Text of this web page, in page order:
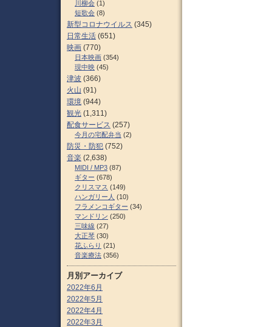
川柳会 (1)
短歌会 (8)
新型コロナウイルス (345)
日常生活 (651)
映画 (770)
日本映画 (354)
現中映 (45)
津波 (366)
火山 (91)
環境 (944)
観光 (1,311)
配食サービス (257)
今月の宅配弁当 (2)
防災・防犯 (752)
音楽 (2,638)
MIDI / MP3 (87)
ギター (678)
クリスマス (149)
ハンガリー人 (10)
フラメンコギター (34)
マンドリン (250)
三味線 (27)
大正琴 (30)
花ふらり (21)
音楽療法 (356)
月別アーカイブ
2022年6月
2022年5月
2022年4月
2022年3月